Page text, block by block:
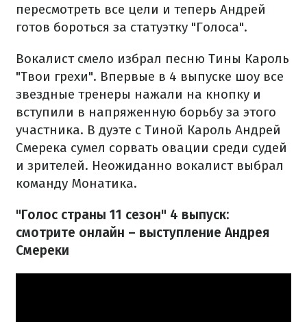
пересмотреть все цели и теперь Андрей
готов бороться за статуэтку "Голоса".
Вокалист смело избрал песню Тины Кароль
"Твои грехи". Впервые в 4 выпуске шоу все
звездные тренеры нажали на кнопку и
вступили в напряженную борьбу за этого
участника. В дуэте с Тиной Кароль Андрей
Смерека сумел сорвать овации среди судей
и зрителей. Неожиданно вокалист выбрал
команду Монатика.
"Голос страны 11 сезон" 4 выпуск:
смотрите онлайн – выступление Андрея
Смереки